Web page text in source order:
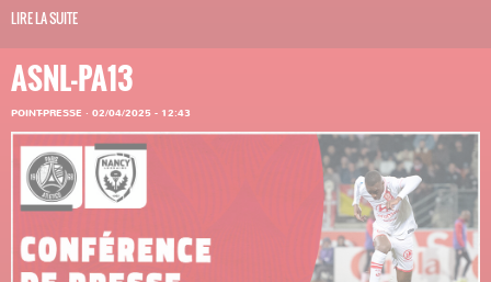
LIRE LA SUITE
ASNL-PA13
POINT-PRESSE · 02/04/2025 - 12:43